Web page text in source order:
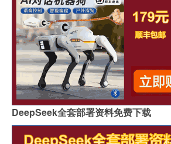
DeepSeek全套部署资料免费下载